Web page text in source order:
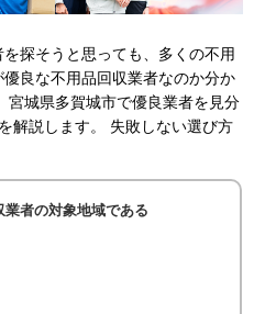
探そうと思っても、多くの不用
良な不用品回収業者なのか分か
宮城県多賀城市で優良業者を見分
解説します。 失敗しない選び方
者の対象地域である